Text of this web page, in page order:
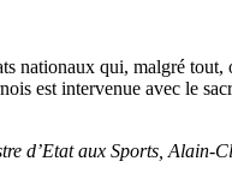
nationaux qui, malgré
est intervenue avec le
d’Etat aux Sports,